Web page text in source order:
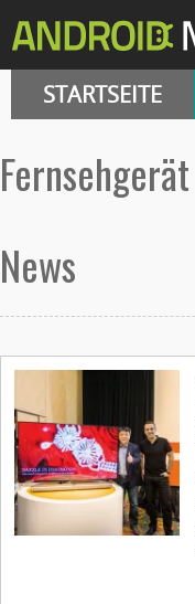
STARTSEITE
Fernsehgerät
News